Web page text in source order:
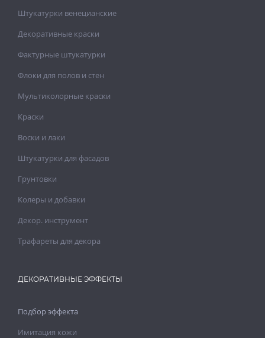
Штукатурки венецианские
Декоративные краски
Фактурные штукатурки
Флоки для полов и стен
Мультиколорные краски
Краски
Воски и лаки
Штукатурки для фасадов
Грунтовки
Колеры и добавки
Декор. инструмент
Трафареты для декора
ДЕКОРАТИВНЫЕ ЭФФЕКТЫ
Подбор эффекта
Имитация кожи